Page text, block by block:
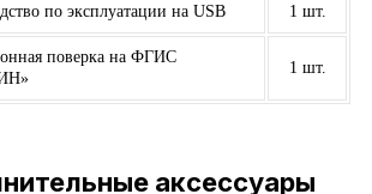
по эксплуатации на USB 1 шт.
поверка на ФГИС
1 шт.
аксессуары